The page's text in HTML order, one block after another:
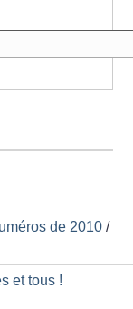
de 2010 /
et tous !